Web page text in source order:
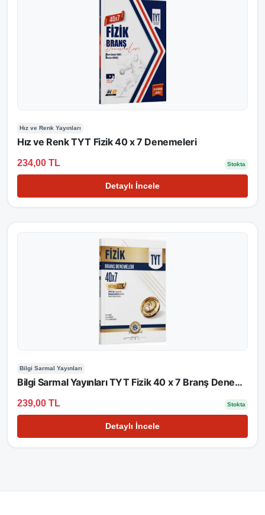
Hız ve Renk Yayınları
Hız ve Renk TYT Fizik 40 x 7 Denemeleri
234,00 TL Stokta
Detaylı İncele
Bilgi Sarmal Yayınları
Bilgi Sarmal Yayınları TYT Fizik 40 x 7 Branş Denemeleri
239,00 TL Stokta
Detaylı İncele